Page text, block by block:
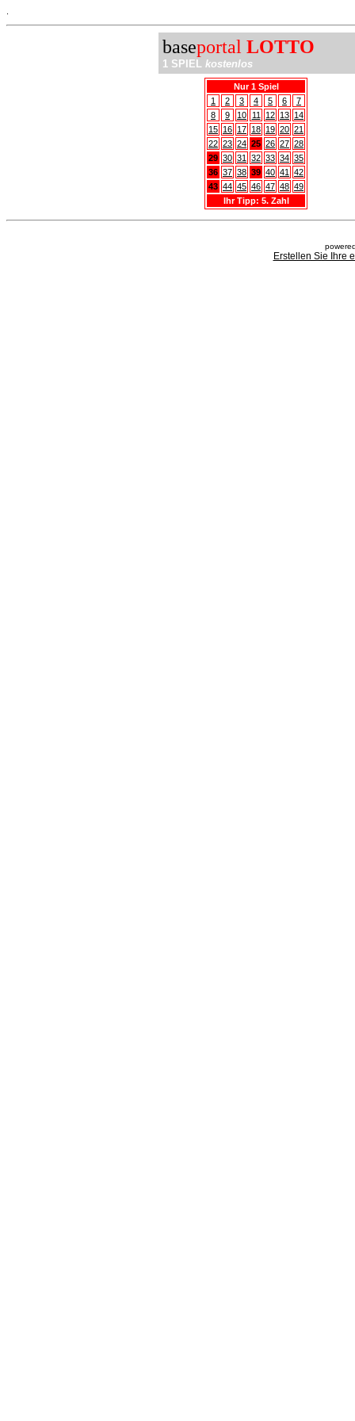
baseportal LOTTO
1 SPIEL kostenlos
Nur 1 Spiel
1
2 3 4 5 6
7
8
9 10 11 12 13 14
15 16 17 18 19 20 21
22 23 24 25 26 27 28
29 30 31 32 33 34 35
36 37 38 39 40 41
42
43 44 45 46 47 48 49
Ihr Tipp: 5. Zahl
Erstellen Sie Ihre